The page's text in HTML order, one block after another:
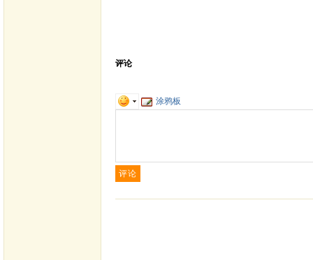
评论
涂鸦板